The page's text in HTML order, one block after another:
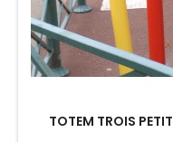
TOTEM TROIS